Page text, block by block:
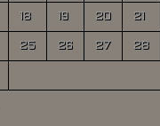
18 19 20 21
25 26 27 28